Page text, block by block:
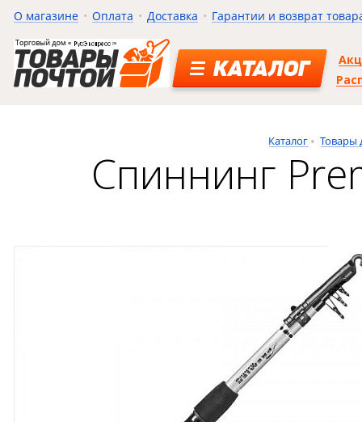
О магазине Оплата Доставка Гарантии и возврат
КАТАЛОГ
Каталог Товары
Спиннинг